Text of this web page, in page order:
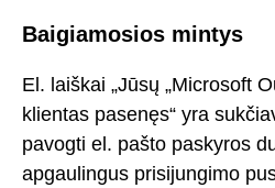
Baigiamosios mintys
El. laiškai „Jūsų „Microsoft
klientas pasenęs“ yra
pavogti el. pašto paskyros
apgaulingus prisijungimo